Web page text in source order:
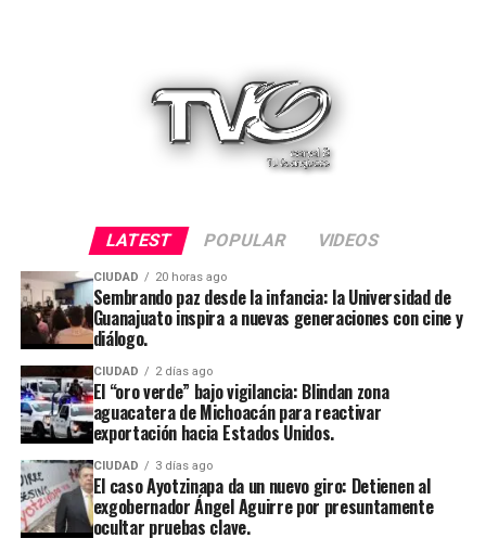
LATEST POPULAR VIDEOS
CIUDAD 20 horas ago
Sembrando paz desde la infancia: la Universidad de
Guanajuato inspira a nuevas generaciones con cine y
diálogo.
CIUDAD 2 días ago
El “oro verde” bajo vigilancia: Blindan zona
aguacatera de Michoacán para reactivar
exportación hacia Estados Unidos.
CIUDAD 3 días ago
El caso Ayotzinapa da un nuevo giro: Detienen al
exgobernador Ángel Aguirre por presuntamente
ocultar pruebas clave.